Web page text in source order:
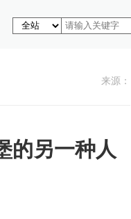
来源：
的另一种人